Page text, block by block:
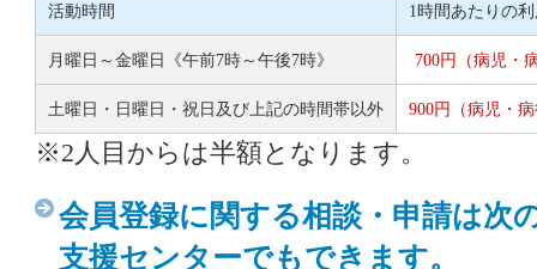
活動時間 1時間あたりの
月曜日～金曜日《午前7時～午後7時》 700円（病児・
土曜日・日曜日・祝日及び上記の時間帯以外 900円（病児・
※2人目からは半額となります。
会員登録に関する相談・申請は次
支援センターでもできます。